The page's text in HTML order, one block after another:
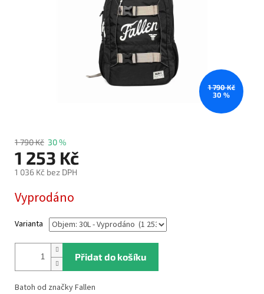
1 790 Kč
30 %
1 790 Kč 30 %
1 253 Kč
1 036 Kč bez DPH
cena:
Vyprodáno
Varianta
Přidat do košíku
Batoh od značky Fallen